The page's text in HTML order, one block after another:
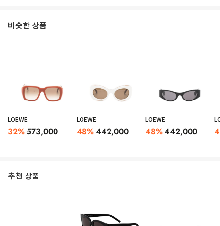
비슷한 상품
LOEWE
32%573,000
LOEWE
48%442,000
LOEWE
48%442,000
추천 상품